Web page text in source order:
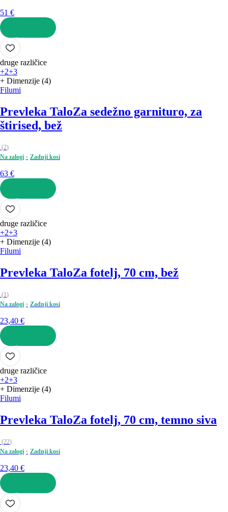
51 €
V KOŠARICO
druge različice
+2+3
+ Dimenzije (4)
Filumi
Prevleka TaloZa sedežno garnituro, za
štirised, bež
(2)
Na zalogi
Zadnji kosi
63 €
V KOŠARICO
druge različice
+2+3
+ Dimenzije (4)
Filumi
Prevleka TaloZa fotelj, 70 cm, bež
(1)
Na zalogi
Zadnji kosi
23,40 €
V KOŠARICO
druge različice
+2+3
+ Dimenzije (4)
Filumi
Prevleka TaloZa fotelj, 70 cm, temno siva
(22)
Na zalogi
Zadnji kosi
23,40 €
V KOŠARICO